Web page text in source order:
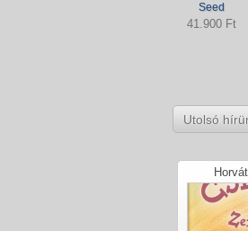
Seed
41.900 Ft
Utolsó